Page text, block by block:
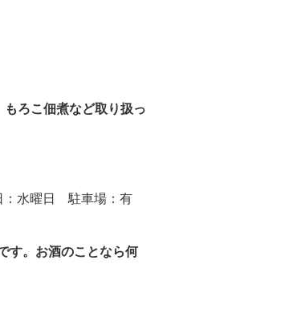
ろこ佃煮など取り扱っ
駐車場：有
す。お酒のことなら何